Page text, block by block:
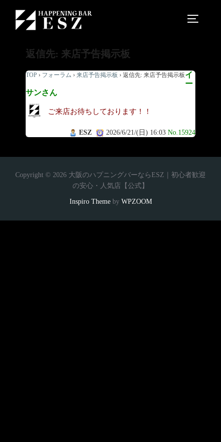
返信先: 来店予告掲示板
TOP › フォーラム › 来店予告掲示板 › 返信先: 来店予告掲示板イ
ー
サンさん
ご来店お待ちしております！！
ESZ 2026/6/21/(日) 16:03 No.15924
Copyright © 2026 大阪のハプニングバーならESZ｜初心者歓迎
の安心・人気店【公式】
Inspiro Themeby WPZOOM